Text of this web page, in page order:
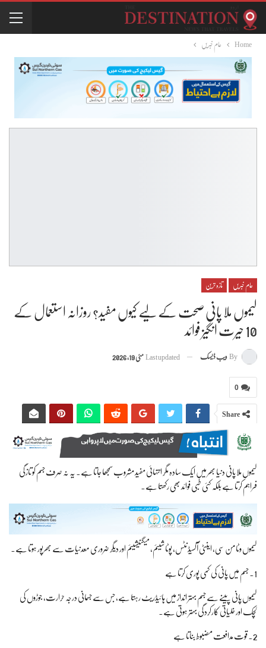
Home عام خبریں
عام خبریں تازہ ترین
لیموں ملا پانی صحت کے لیے کیوں مفید؟ روزانہ استعمال کے
10 حیرت انگیز فوائد
By ویب ڈیسک Last updated مئی 19, 2026
0
Share
لیموں ملا پانی دنیا بھر میں ایک سادہ مگر انتہائی مفید مشروب سمجھا جاتا ہے۔ یہ نہ صرف جسم کو تازگی
فراہم کرتا ہے بلکہ کئی طبی فوائد بھی رکھتا ہے۔
لیموں وٹامن سی، اینٹی آکسیڈنٹس، پوٹاشیئم، میگنیشیئم اور دیگر ضروری معدنیات سے بھرپور ہوتا ہے۔
1. جسم میں پانی کی کمی پوری کرتا ہے
لیموں پانی پینے سے جسم بہتر انداز میں ہائیڈریٹ رہتا ہے، جس سے جسمانی درجہ حرارت، جوڑوں کی
لچک اور خلیاتی کارکردگی بہتر ہوتی ہے۔
2. قوت مدافعت مضبوط بناتا ہے